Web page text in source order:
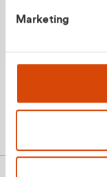
Marketing